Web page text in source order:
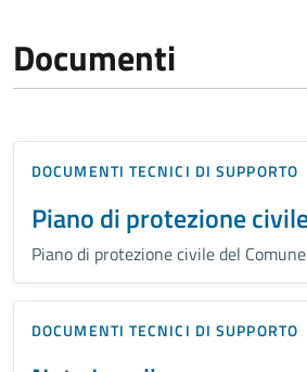
Documenti
DOCUMENTI TECNICI DI SUPPORTO
Piano di protezione
Piano di protezione civile del
DOCUMENTI TECNICI DI SUPPORTO